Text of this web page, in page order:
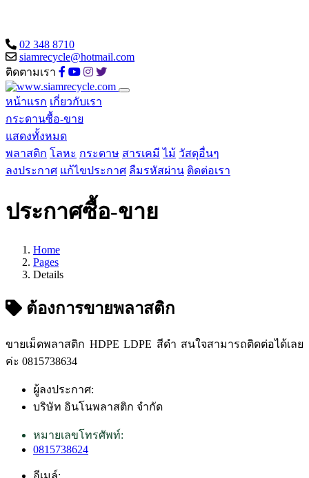
02 348 8710
siamrecycle@hotmail.com
ติดตามเรา
หน้าแรก เกี่ยวกับเรา
กระดานซื้อ-ขาย
แสดงทั้งหมด
พลาสติก โลหะ กระดาษ สารเคมี ไม้ วัสดุอื่นๆ
ลงประกาศ แก้ไขประกาศ ลืมรหัสผ่าน ติดต่อเรา
ประกาศซื้อ-ขาย
Home
Pages
Details
ต้องการขายพลาสติก
ขายเม็ดพลาสติก HDPE LDPE สีดำ สนใจสามารถติดต่อได้เลย
ค่ะ 0815738634
ผู้ลงประกาศ:
บริษัท อินโนพลาสติก จำกัด
หมายเลขโทรศัพท์:
0815738624
อีเมล์: